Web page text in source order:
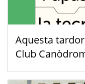
Aquesta
Club